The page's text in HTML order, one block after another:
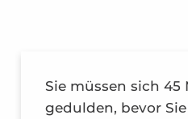
Sie müssen sich 45
gedulden, bevor